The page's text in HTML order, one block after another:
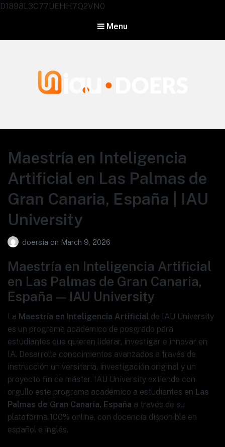
D1898L3C77UEHH7Q2VN0
Menu
Maestría en Inteligencia
Artificial en Las Palmas de
Gran Canaria, España | IAU
University
doersia on March 9, 2026
Maestría en Inteligencia Artificial
en Las Palmas de Gran Canaria,
España — IAU University
La Maestría en Inteligencia Artificial de IAU University
es un programa académico de posgrado para
estudiantes que quieren liderar, investigar e innovar en
IA. Desarrolla conocimientos avanzados a través de
instrucción universitaria, investigación original y un
proyecto fin de máster. IAU University extiende con
orgullo este programa académico a estudiantes en Las
Palmas de Gran Canaria, España a través de su
plataforma 100% online, con docencia disponible en
español e inglés.